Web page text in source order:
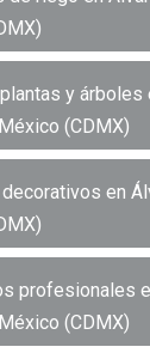
y árboles
(CDMX)
en
profesionales
(CDMX)